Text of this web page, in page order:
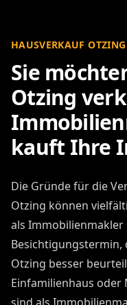
HAUSVERKAUF
Sie
Otzing
kauft Ihre
Die Gründe für die
Otzing können
als Immobilienmakler
Otzing besser
Einfamilienhaus